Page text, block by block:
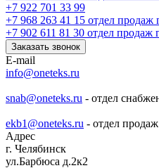
+7 922 701 33 99
+7 968 263 41 15 отдел продаж
+7 902 611 81 30 отдел продаж
Заказать звонок
E-mail
info@oneteks.ru
snab@oneteks.ru - отдел
ekb1@oneteks.ru - отдел
Адрес
г. Челябинск
ул.Барбюса д.2к2